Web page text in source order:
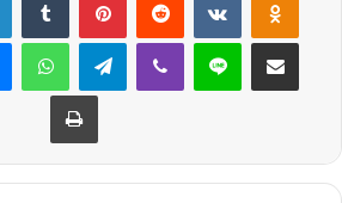
MessengerWhatsAppTelegramViber Line E-Posta ile
Yazdır